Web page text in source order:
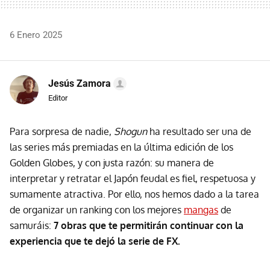
6 Enero 2025
Jesús Zamora
Editor
Para sorpresa de nadie, Shogunha resultado ser una de
las series más premiadas en la última edición de los
Golden Globes, y con justa razón: su manera de
interpretar y retratar el Japón feudal es fiel, respetuosa y
sumamente atractiva. Por ello, nos hemos dado a la tarea
de organizar un ranking con los mejores mangas de
samuráis: 7 obras que te permitirán continuar con la
experiencia que te dejó la serie de FX.